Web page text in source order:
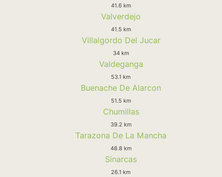
41.6 km
Valverdejo
41.5 km
Villalgordo Del Jucar
34 km
Valdeganga
53.1 km
Buenache De Alarcon
51.5 km
Chumillas
39.2 km
Tarazona De La Mancha
48.8 km
Sinarcas
26.1 km